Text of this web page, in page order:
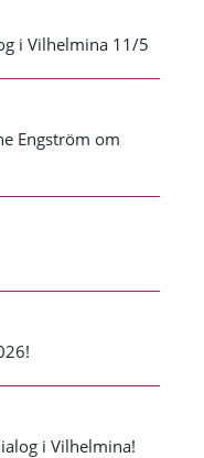
i Vilhelmina 11/5
Engström om
i Vilhelmina!